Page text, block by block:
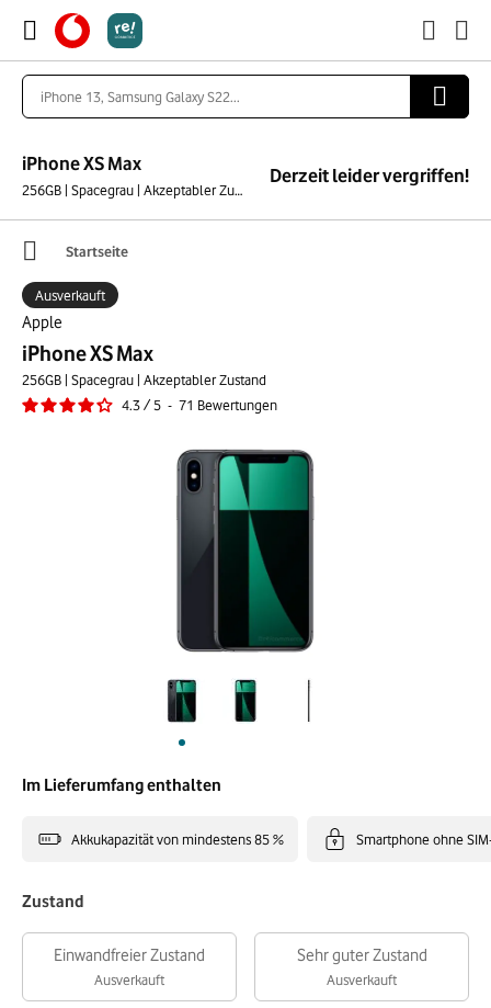
iPhone XS Max
256GB | Spacegrau | Akzeptabler Zustand
Derzeit leider vergriffen!
Startseite
Apple
iPhone XS Max
256GB | Spacegrau | Akzeptabler Zustand
4.3/5 - 71 Bewertungen
Ausverkauft
Im Lieferumfang enthalten
Akkukapazität von mindestens 85 % Smartphone ohne
Zustand
Einwandfreier Zustand
Ausverkauft
Sehr guter Zustand
Ausverkauft